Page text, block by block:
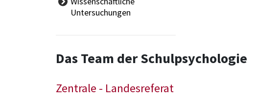
Schulautonome Tage
Eignungsprüfungen
Elternsprechtage
Abschlussprüfungen
Untersuchungen
Das Team der Schulpsychologie
Zentrale - Landesreferat